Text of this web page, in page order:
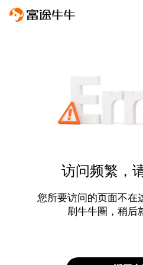
访问频繁，
您所要访问的页面不在
刷牛牛圈，稍后